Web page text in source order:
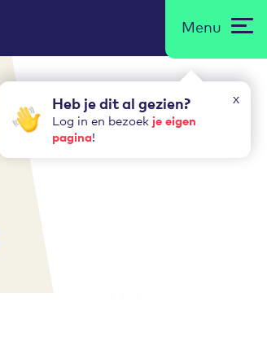
x
Heb je dit al gezien?
Log in en bezoek je eigen
pagina!
Menu